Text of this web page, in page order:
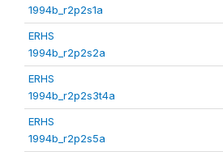
1994b_r2p2s1a
ERHS
1994b_r2p2s2a
ERHS
1994b_r2p2s3t4a
ERHS
1994b_r2p2s5a